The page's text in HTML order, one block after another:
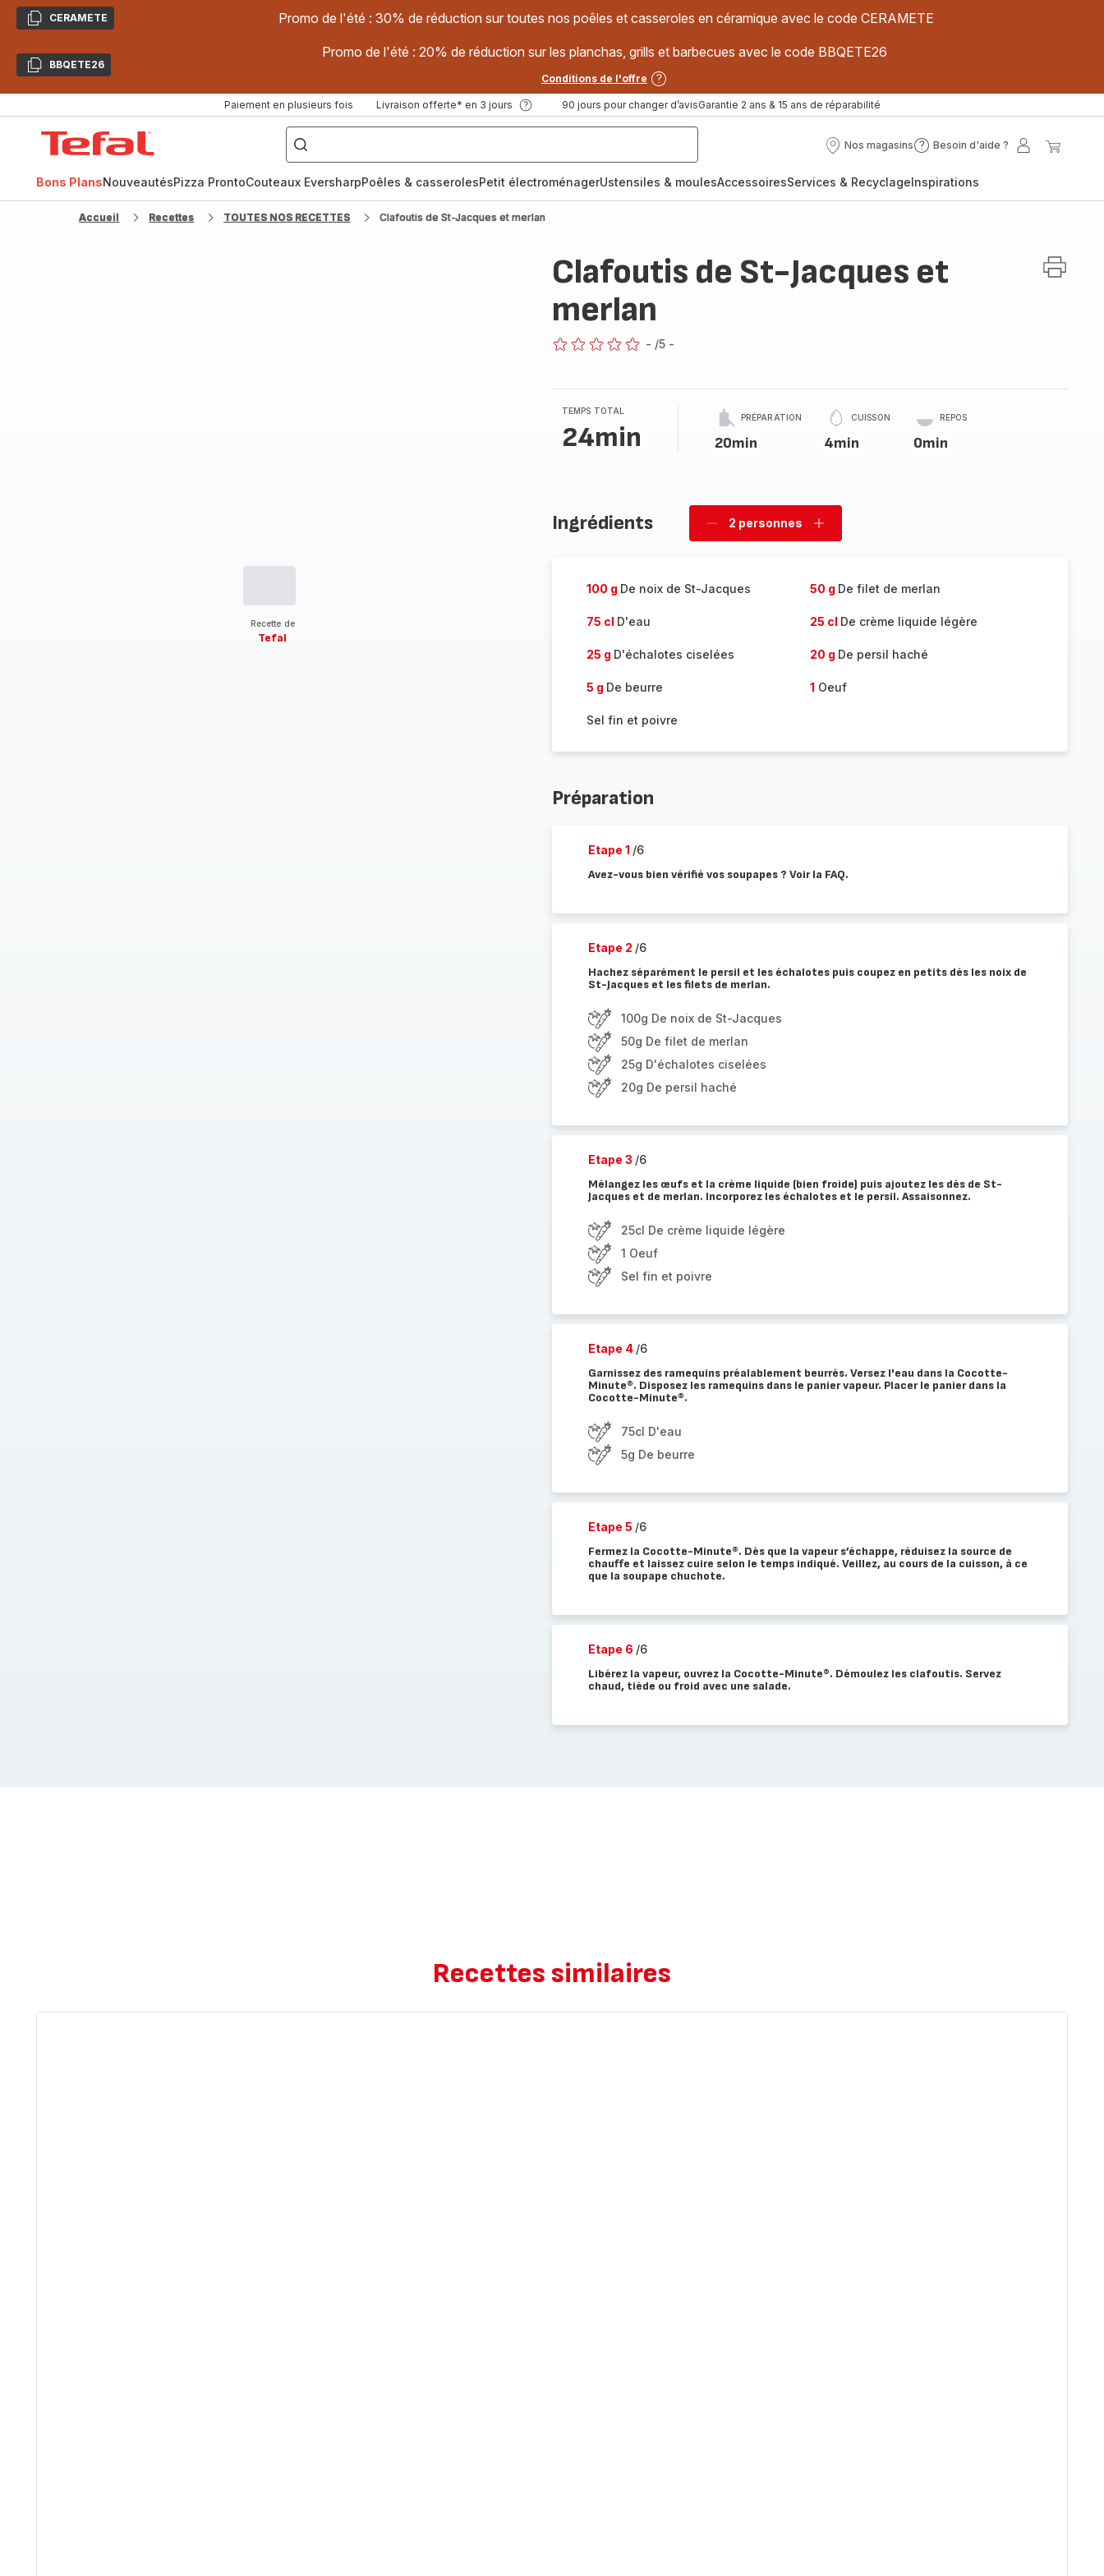
CopierCERAMETE Promo de l'été : 30% de réduction sur toutes nos poêles et casseroles en céramique avec le code CERAMETE
CopierBBQETE26
Promo de l'été : 20% de réduction sur les planchas, grills et barbecues avec le code BBQETE26
Conditions de l'offre
Paiement en plusieurs fois Livraison offerte* en 3 jours 90 jours pour changer d’avisGarantie 2 ans & 15 ans de réparabilité
["Poêles
inox,
Cake
Factory,
Nos magasins
Nos
Besoin d'aide ?
Besoin
?
Mon
Bons PlansNouveautésPizza ProntoCouteaux EversharpPoêles & casserolesPetit électroménagerUstensiles & moulesAccessoiresServices & RecyclageInspirations
Accueil Recettes TOUTES NOS RECETTES Clafoutis de St-Jacques et merlan
Recette de
Tefal
Clafoutis de St-Jacques et
merlan
- /5 -
TEMPS TOTAL
24min
PRÉPARATION
20min
CUISSON
4min
REPOS
0min
Ingrédients
Supprimer
2 personnes
Ajouter
100 g De noix de St-Jacques 50 g De filet de merlan
75 cl D'eau 25 cl De crème liquide légère
25 g D'échalotes ciselées 20 g De persil haché
5 g De beurre 1 Oeuf
Sel fin et poivre
Préparation
Etape 1 /6
Avez-vous bien vérifié vos soupapes ? Voir la FAQ.
Etape 2 /6
Hachez séparément le persil et les échalotes puis coupez en petits dés les noix de
St-Jacques et les filets de merlan.
100g De noix de St-Jacques
50g De filet de merlan
25g D'échalotes ciselées
20g De persil haché
Etape 3 /6
Mélangez les œufs et la crème liquide (bien froide) puis ajoutez les dés de St-
Jacques et de merlan. Incorporez les échalotes et le persil. Assaisonnez.
25cl De crème liquide légère
1 Oeuf
Sel fin et poivre
Etape 4 /6
Garnissez des ramequins préalablement beurrés. Versez l'eau dans la Cocotte-
Minute®. Disposez les ramequins dans le panier vapeur. Placer le panier dans la
Cocotte-Minute®.
75cl D'eau
5g De beurre
Etape 5 /6
Fermez la Cocotte-Minute®. Dès que la vapeur s’échappe, réduisez la source de
chauffe et laissez cuire selon le temps indiqué. Veillez, au cours de la cuisson, à ce
que la soupape chuchote.
Etape 6 /6
Libérez la vapeur, ouvrez la Cocotte-Minute®. Démoulez les clafoutis. Servez
chaud, tiède ou froid avec une salade.
Recettes similaires